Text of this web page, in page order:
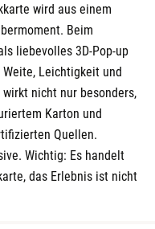
wird aus einem
Beim
liebevolles 3D-Pop-up
Leichtigkeit und
nicht nur besonders,
Karton und
Quellen.
Wichtig: Es handelt
das Erlebnis ist nicht